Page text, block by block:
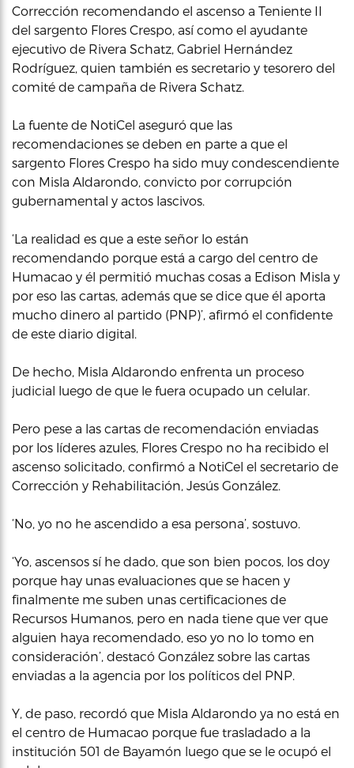
Corrección recomendando el ascenso a Teniente II
del sargento Flores Crespo, así como el ayudante
ejecutivo de Rivera Schatz, Gabriel Hernández
Rodríguez, quien también es secretario y tesorero del
comité de campaña de Rivera Schatz.
La fuente de NotiCel aseguró que las
recomendaciones se deben en parte a que el
sargento Flores Crespo ha sido muy condescendiente
con Misla Aldarondo, convicto por corrupción
gubernamental y actos lascivos.
‘La realidad es que a este señor lo están
recomendando porque está a cargo del centro de
Humacao y él permitió muchas cosas a Edison Misla y
por eso las cartas, además que se dice que él aporta
mucho dinero al partido (PNP)’, afirmó el confidente
de este diario digital.
De hecho, Misla Aldarondo enfrenta un proceso
judicial luego de que le fuera ocupado un celular.
Pero pese a las cartas de recomendación enviadas
por los líderes azules, Flores Crespo no ha recibido el
ascenso solicitado, confirmó a NotiCel el secretario de
Corrección y Rehabilitación, Jesús González.
‘No, yo no he ascendido a esa persona’, sostuvo.
‘Yo, ascensos sí he dado, que son bien pocos, los doy
porque hay unas evaluaciones que se hacen y
finalmente me suben unas certificaciones de
Recursos Humanos, pero en nada tiene que ver que
alguien haya recomendado, eso yo no lo tomo en
consideración’, destacó González sobre las cartas
enviadas a la agencia por los políticos del PNP.
Y, de paso, recordó que Misla Aldarondo ya no está en
el centro de Humacao porque fue trasladado a la
institución 501 de Bayamón luego que se le ocupó el